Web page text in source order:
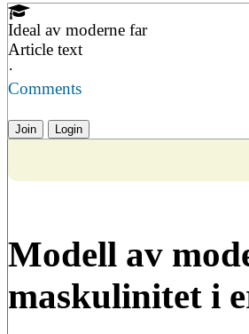
Ideal av moderne far
Article text
·
Comments
Join Login
Modell av
maskulinitet i